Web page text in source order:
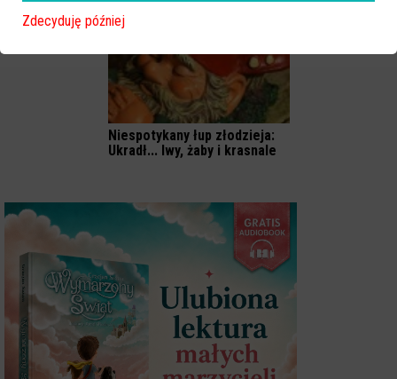
Niespotykany łup złodzieja:
Ukradł... lwy, żaby i krasnale
Zdecyduję później